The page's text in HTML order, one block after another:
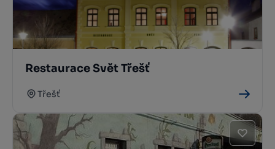
Restaurace Svět Třešť
Třešť